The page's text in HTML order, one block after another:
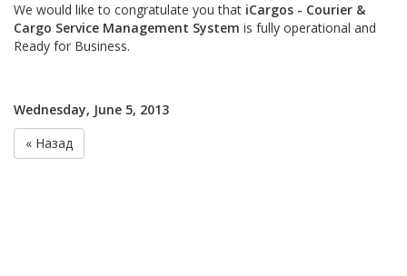
We would like to congratulate you that iCargos - Courier &
Cargo Service Management System is fully operational and
Ready for Business.
Wednesday, June 5, 2013
« Назад